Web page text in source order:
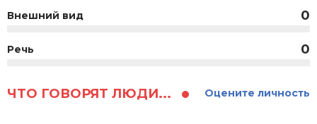
Внешний вид 0
Речь 0
ЧТО ГОВОРЯТ ЛЮДИ... Оцените личность